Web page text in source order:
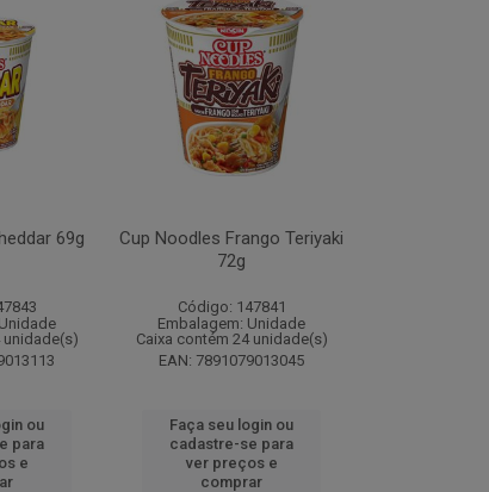
69g
unidade(s)
ou
para
e
Cup Noodles Frango Teriyaki
72g
Código: 147841
Embalagem: Unidade
Caixa contém 24 unidade(s)
EAN: 7891079013045
Faça seu login ou
cadastre-se para
ver preços e
comprar